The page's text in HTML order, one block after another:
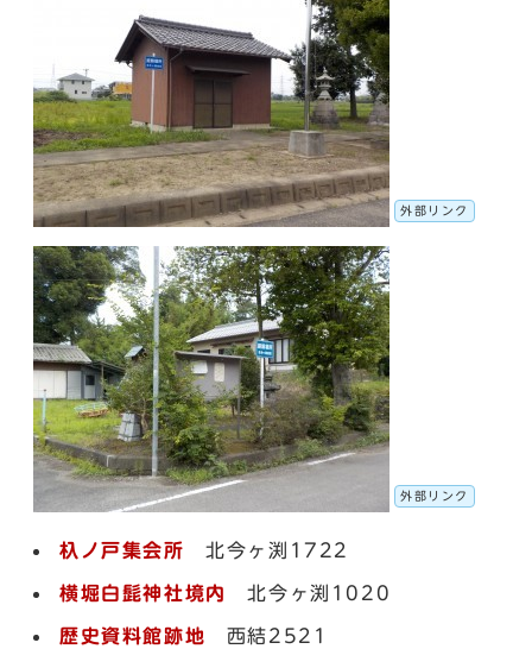
外部リンク
外部リンク
杁ノ戸集会所北今ヶ渕1722
横堀白髭神社境内北今ヶ渕1020
歴史資料館跡地 西結2521